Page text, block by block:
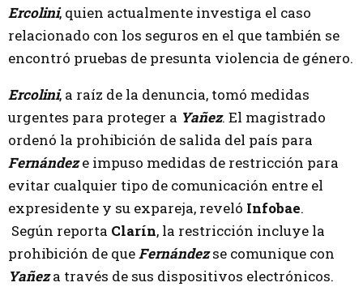
Ercolini, quien actualmente investiga el caso
relacionado con los seguros en el que también se
encontró pruebas de presunta violencia de género.
Ercolini, a raíz de la denuncia, tomó medidas
urgentes para proteger a Yañez. El magistrado
ordenó la prohibición de salida del país para
Fernándeze impuso medidas de restricción para
evitar cualquier tipo de comunicación entre el
expresidente y su expareja, reveló Infobae.
Según reporta Clarín, la restricción incluye la
prohibición de queFernándezse comunique con
Yañeza través de sus dispositivos electrónicos.